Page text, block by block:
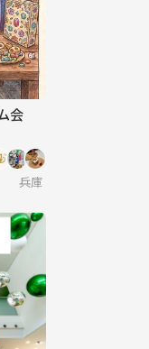
会
兵庫